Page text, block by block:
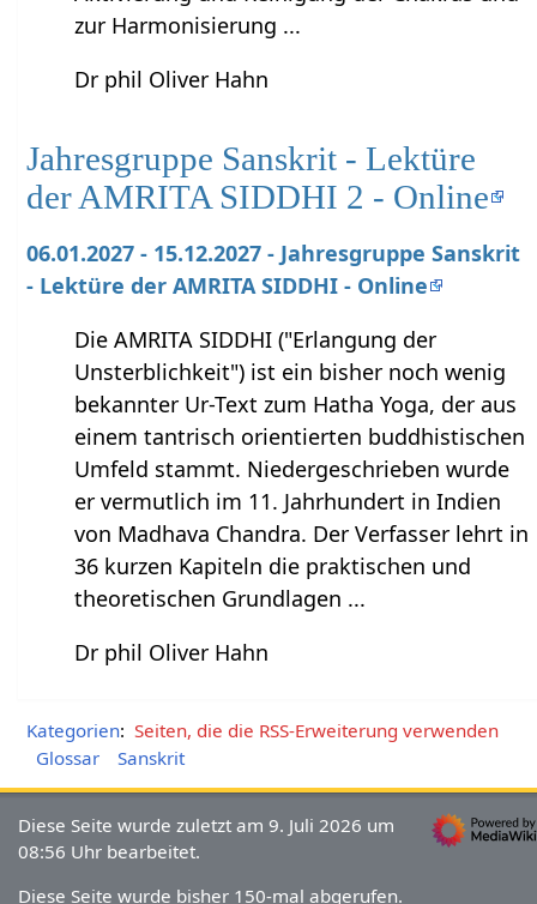
zur Harmonisierung ...
Dr phil Oliver Hahn
Jahresgruppe Sanskrit - Lektüre
der AMRITA SIDDHI 2 - Online
06.01.2027 - 15.12.2027 - Jahresgruppe Sanskrit
- Lektüre der AMRITA SIDDHI - Online
Die AMRITA SIDDHI ("Erlangung der
Unsterblichkeit") ist ein bisher noch wenig
bekannter Ur-Text zum Hatha Yoga, der aus
einem tantrisch orientierten buddhistischen
Umfeld stammt. Niedergeschrieben wurde
er vermutlich im 11. Jahrhundert in Indien
von Madhava Chandra. Der Verfasser lehrt in
36 kurzen Kapiteln die praktischen und
theoretischen Grundlagen ...
Dr phil Oliver Hahn
Kategorien: Seiten, die die RSS-Erweiterung verwenden
Glossar
Sanskrit
Diese Seite wurde zuletzt am 9. Juli 2026 um
08:56 Uhr bearbeitet.
Diese Seite wurde bisher 150-mal abgerufen.